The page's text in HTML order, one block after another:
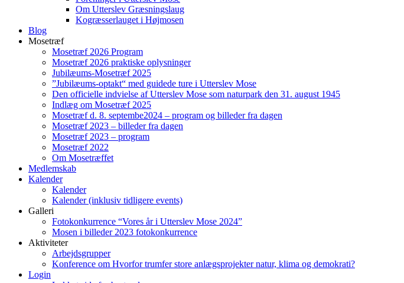
Om Utterslev Græsningslaug
Kogræsserlauget i Højmosen
Blog
Mosetræf
Mosetræf 2026 Program
Mosetræf 2026 praktiske oplysninger
Jubilæums-Mosetræf 2025
”Jubilæums-optakt“ med guidede ture i Utterslev Mose
Den officielle indvielse af Utterslev Mose som naturpark den 31. august 1945
Indlæg om Mosetræf 2025
Mosetræf d. 8. septembe2024 – program og billeder fra dagen
Mosetræf 2023 – billeder fra dagen
Mosetræf 2023 – program
Mosetræf 2022
Om Mosetræffet
Medlemskab
Kalender
Kalender
Kalender (inklusiv tidligere events)
Galleri
Fotokonkurrence “Vores år i Utterslev Mose 2024”
Mosen i billeder 2023 fotokonkurrence
Aktiviteter
Arbejdsgrupper
Konference om Hvorfor trumfer store anlægsprojekter natur, klima og demokrati?
Login